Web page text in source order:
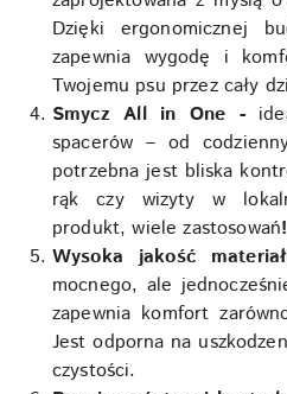
Dzięki ergonomicznej
zapewnia wygodę i
Twojemu psu przez cały
Smycz All in One -
spacerów – od
potrzebna jest bliska
rąk czy wizyty w
produkt, wiele zastosowań!
Wysoka jakość
mocnego, ale
zapewnia komfort
Jest odporna na
czystości.